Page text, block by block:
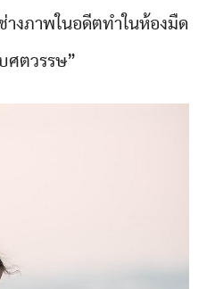
งภาพในอดีตทำในห้องมืด
ศตวรรษ”